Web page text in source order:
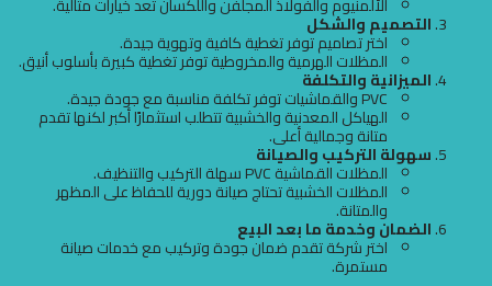
التصميم والشكل
اختر تصاميم توفر تغطية كافية وتهوية جيدة.
المظلات الهرمية والمخروطية توفر تغطية كبيرة بأسلوب أنيق.
الميزانية والتكلفة
PVC والقماشيات توفر تكلفة مناسبة مع جودة جيدة.
الهياكل المعدنية والخشبية تتطلب استثمارًا أكبر لكنها تقدم
متانة وجمالية أعلى.
سهولة التركيب والصيانة
المظلات القماشية PVC سهلة التركيب والتنظيف.
المظلات الخشبية تحتاج صيانة دورية للحفاظ على المظهر
والمتانة.
الضمان وخدمة ما بعد البيع
اختر شركة تقدم ضمان جودة وتركيب مع خدمات صيانة
مستمرة.